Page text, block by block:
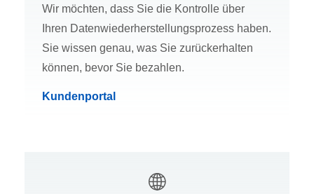
Wir möchten, dass Sie die Kontrolle über
Ihren Datenwiederherstellungsprozess haben.
Sie wissen genau, was Sie zurückerhalten
können, bevor Sie bezahlen.
Kundenportal